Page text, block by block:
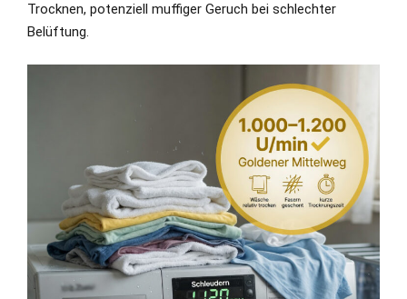
Trocknen, potenziell muffiger Geruch bei schlechter
Belüftung.